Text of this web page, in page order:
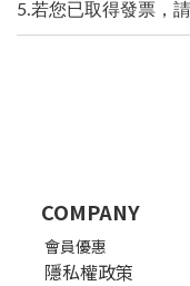
5.若您已取得發票，
COMPANY
會員優惠
隱私權政策